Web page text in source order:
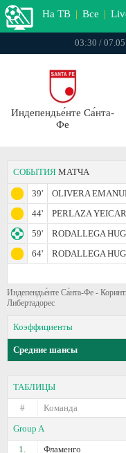
На ТВ | Все |
03:30 /
Индепендье́нте Са́нта-
Фе
СОБЫТИЯ МАТЧА
39'
OLIVERA
44'
PERLAZA YEICAR
59'
RODALLEGA
64'
RODALLEGA
Индепендье́нте Са́нта-Фе -
Либертадорес
Коэффициенты
Средние шансы
ТАБЛИЦЫ
#
Команда
Group A
1.
Фламенго